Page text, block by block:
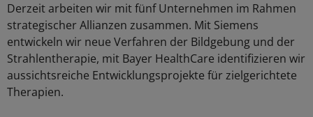
Derzeit arbeiten wir mit fünf Unternehmen im Rahmen
strategischer Allianzen zusammen. Mit Siemens
entwickeln wir neue Verfahren der Bildgebung und der
Strahlentherapie, mit Bayer HealthCare identifizieren wir
aussichtsreiche Entwicklungsprojekte für zielgerichtete
Therapien.